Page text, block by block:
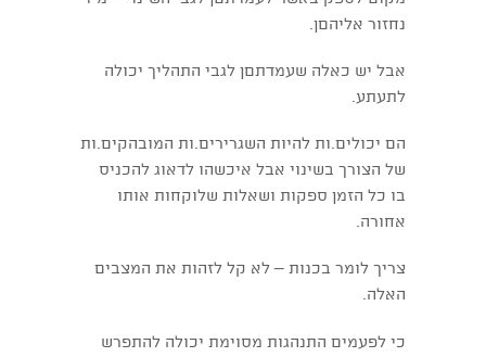
נחזור אליהםן.
אבל יש כאלה שעמדתםן לגבי התהליך יכולה
לתעתע.
הם יכולים.ות להיות השגרירים.ות המובהקים.ות
של הצורך בשינוי אבל איכשהו לדאוג להכניס
בו כל הזמן ספקות ושאלות שלוקחות אותו
אחורה.
צריך לומר בכנות – לא קל לזהות את המצבים
האלה.
כי לפעמים התנהגות מסוימת יכולה להתפרש